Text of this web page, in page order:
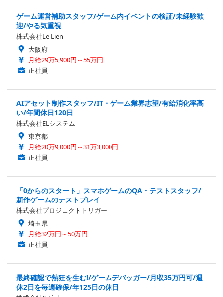
ゲーム運営補助スタッフ/ゲーム内イベントの検証/未経験歓
迎/やる気重視
株式会社Le Lien
大阪府
月給29万5,900円～55万円
正社員
AIアセット制作スタッフ/IT・ゲーム業界志望/有給消化率高
い/年間休日120日
株式会社ELシステム
東京都
月給20万9,000円～31万3,000円
正社員
「0からのスタート」スマホゲームのQA・テストスタッフ/
新作ゲームのテストプレイ
株式会社プロジェクトトリガー
埼玉県
月給32万円～50万円
正社員
最終確認で熱狂を生む!/ゲームデバッガー/月収35万円可/週
休2日を毎週確保/年125日の休日